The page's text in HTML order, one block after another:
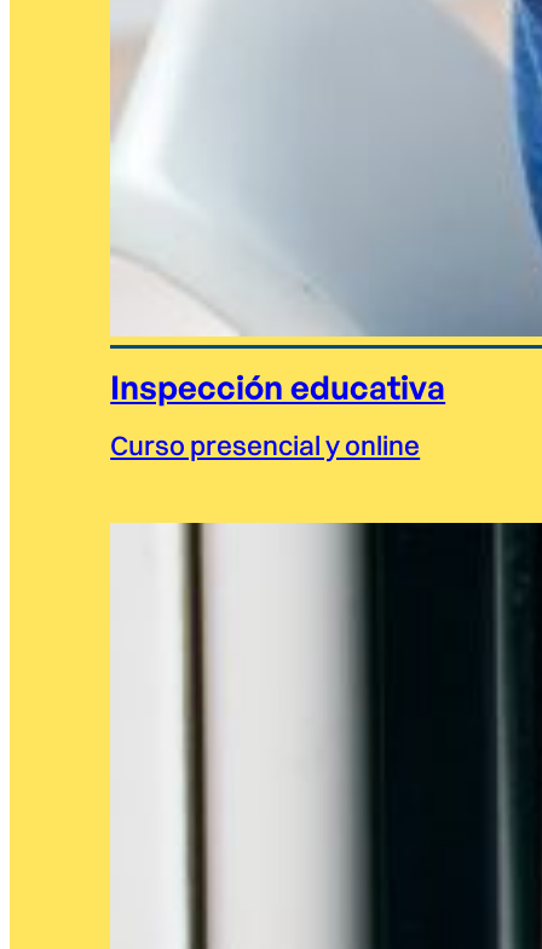
Inspección educativa
Curso presencial y online